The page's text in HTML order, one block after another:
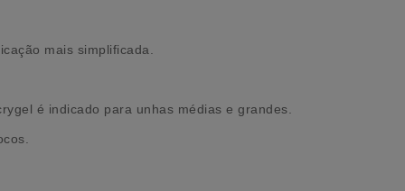
mais simplificada.
é indicado para unhas médias e grandes.